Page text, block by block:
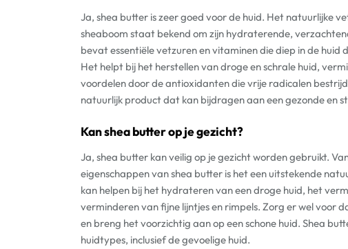
Ja, shea butter is zeer goed voor de huid. Het natuurlijke
sheaboom staat bekend om zijn hydraterende,
bevat essentiële vetzuren en vitaminen die diep in de
Het helpt bij het herstellen van droge en schrale huid,
voordelen door de antioxidanten die vrije radicalen
natuurlijk product dat kan bijdragen aan een gezonde en
Kan shea butter op je gezicht?
Ja, shea butter kan veilig op je gezicht worden gebruikt.
eigenschappen van shea butter is het een uitstekende
kan helpen bij het hydrateren van een droge huid, het
verminderen van fijne lijntjes en rimpels. Zorg er wel voor
en breng het voorzichtig aan op een schone huid. Shea
huidtypes, inclusief de gevoelige huid.